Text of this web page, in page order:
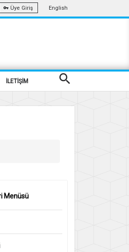
Üye Giriş English
İLETİŞİM
Menüsü